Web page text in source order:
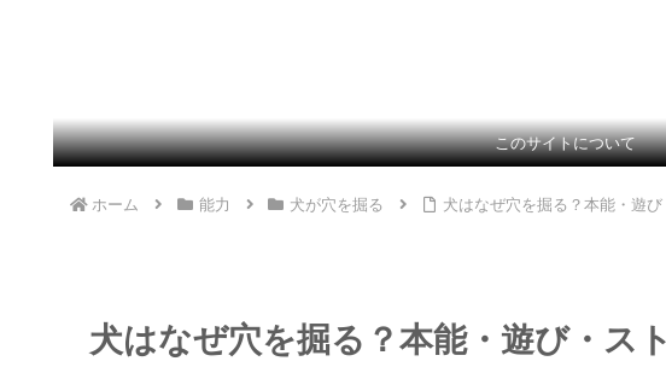
このサイトについて
ホーム 能力 犬が穴を掘る 犬はなぜ穴を掘る？本能・遊
犬はなぜ穴を掘る？本能・遊び・ス